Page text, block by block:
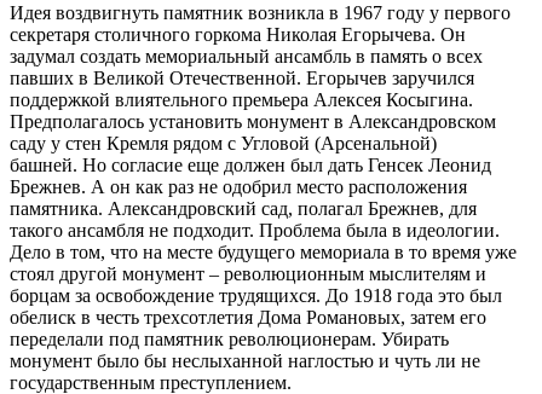
Идея воздвигнуть памятник возникла в 1967 году у первого
секретаря столичного горкома Николая Егорычева. Он
задумал создать мемориальный ансамбль в память о всех
павших в Великой Отечественной. Егорычев заручился
поддержкой влиятельного премьера Алексея Косыгина.
Предполагалось установить монумент в Александровском
саду у стен Кремля рядом с Угловой (Арсенальной)
башней. Но согласие еще должен был дать Генсек Леонид
Брежнев. А он как раз не одобрил место расположения
памятника. Александровский сад, полагал Брежнев, для
такого ансамбля не подходит. Проблема была в идеологии.
Дело в том, что на месте будущего мемориала в то время уже
стоял другой монумент – революционным мыслителям и
борцам за освобождение трудящихся. До 1918 года это был
обелиск в честь трехсотлетия Дома Романовых, затем его
переделали под памятник революционерам. Убирать
монумент было бы неслыханной наглостью и чуть ли не
государственным преступлением.